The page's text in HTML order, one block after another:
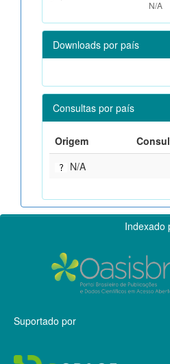
Downloads por país
Consultas por país
Origem
N/A
Indexado
Suportado por